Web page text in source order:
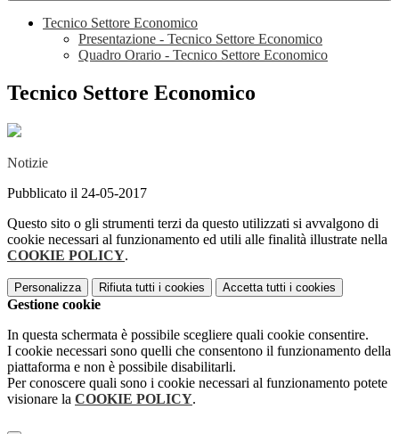
Tecnico Settore Economico
Presentazione - Tecnico Settore Economico
Quadro Orario - Tecnico Settore Economico
Tecnico Settore Economico
Notizie
Pubblicato il 24-05-2017
Questo sito o gli strumenti terzi da questo utilizzati si avvalgono di
cookie necessari al funzionamento ed utili alle finalità illustrate nella
COOKIE POLICY.
Personalizza Rifiuta tutti i cookies Accetta tutti i cookies
Gestione cookie
In questa schermata è possibile scegliere quali cookie consentire.
I cookie necessari sono quelli che consentono il funzionamento della
piattaforma e non è possibile disabilitarli.
Per conoscere quali sono i cookie necessari al funzionamento potete
visionare la COOKIE POLICY.